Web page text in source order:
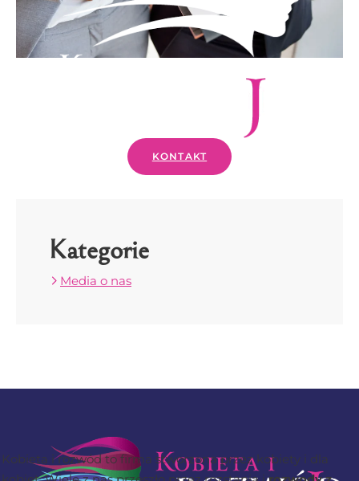
KONTAKT
Kategorie
Media o nas
Kobieta i rozwód to firma stworzona przez kobiety i dla